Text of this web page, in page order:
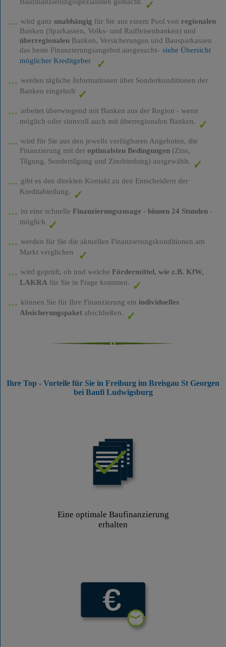
wird ganz unabhängig für Sie aus einem Pool von regionalen
Banken (Sparkassen, Volks- und Raiffeisenbanken) und
überregionalenBanken, Versicherungen und Bausparkassen
das beste Finanzierungsangebot ausgesucht- siehe Übersicht
möglicher Kreditgeber
werden tägliche Informationen über Sonderkonditionen der
Banken eingeholt
arbeitet überwiegend mit Banken aus der Region - wenn
möglich oder sinnvoll auch mit überregionalen Banken.
wird für Sie aus den jeweils verfügbaren Angeboten, die
Finanzierung mit der optimalsten Bedingungen(Zins,
Tilgung, Sondertilgung und Zinsbindung) ausgewählt.
gibt es den direkten Kontakt zu den Entscheidern der
Kreditabteilung.
ist eine schnelle Finanzierungszusage - binnen 24 Stunden-
möglich
werden für Sie die aktuellen Finanzierungskonditionen am
Markt verglichen
wird geprüft, ob und welche Fördermittel, wie z.B. KfW,
LAKRA für Sie in Frage kommen.
können Sie für Ihre Finanzierung ein individuelles
Absicherungspaketabschließen.
Ihre Top - Vorteile für Sie in Freiburg im Breisgau St Georgen
bei Baufi Ludwigsburg
Eine optimale Baufinanzierung
erhalten